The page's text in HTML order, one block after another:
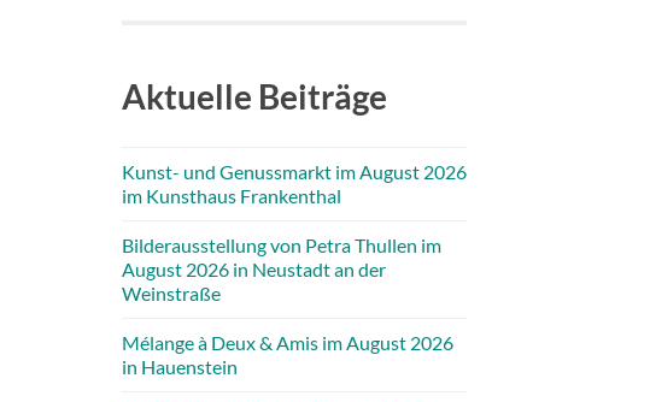
Aktuelle Beiträge
Kunst- und Genussmarkt im August 2026
im Kunsthaus Frankenthal
Bilderausstellung von Petra Thullen im
August 2026 in Neustadt an der
Weinstraße
Mélange à Deux & Amis im August 2026
in Hauenstein